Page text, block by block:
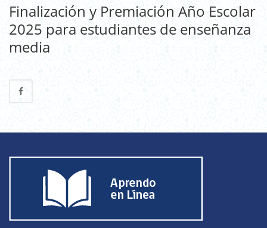
Finalización y Premiación Año Escolar
2025 para estudiantes de enseñanza
media